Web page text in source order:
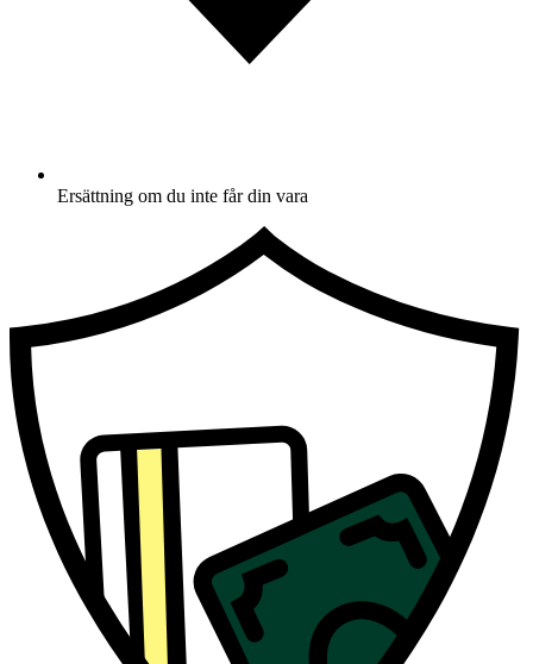
Ersättning om du inte får din vara